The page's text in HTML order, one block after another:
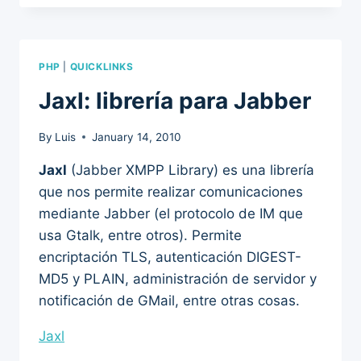
PHP QUICKLINKS
Jaxl: librería para Jabber
By Luis January 14, 2010
Jaxl (Jabber XMPP Library) es una librería
que nos permite realizar comunicaciones
mediante Jabber (el protocolo de IM que
usa Gtalk, entre otros). Permite
encriptación TLS, autenticación DIGEST-
MD5 y PLAIN, administración de servidor y
notificación de GMail, entre otras cosas.
Jaxl